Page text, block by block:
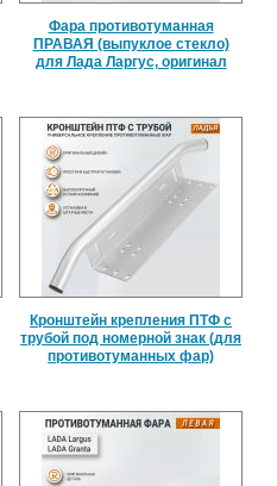
Фара противотуманная
ПРАВАЯ (выпуклое стекло)
для Лада Ларгус, оригинал
Кронштейн крепления ПТФ с
трубой под номерной знак (для
противотуманных фар)